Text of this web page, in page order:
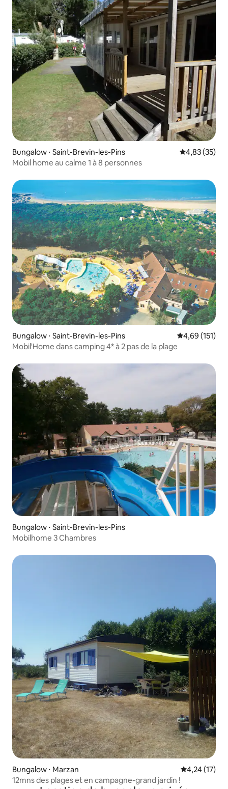
Bungalow ⋅ Saint-Brevin-les-Pins Évaluation
4,83 (35)
Mobil home au calme 1 à 8 personnes
Bungalow ⋅ Saint-Brevin-les-Pins Évaluation
4,69 (151)
Mobil'Home dans camping 4* à 2 pas de la plage
Bungalow ⋅ Saint-Brevin-les-Pins
Mobilhome 3 Chambres
Bungalow ⋅ Marzan Évaluation
4,24 (17)
12mns des plages et en campagne-grand jardin !